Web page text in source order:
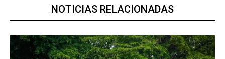
NOTICIAS RELACIONADAS